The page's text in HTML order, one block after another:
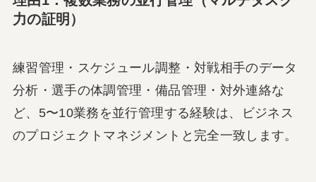
力の証明）
練習管理・スケジュール調整・対戦相手のデータ
分析・選手の体調管理・備品管理・対外連絡な
ど、5〜10業務を並行管理する経験は、ビジネス
のプロジェクトマネジメントと完全一致します。